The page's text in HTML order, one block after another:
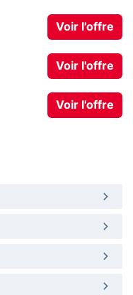
Voir l'offre
Voir l'offre
Voir l'offre